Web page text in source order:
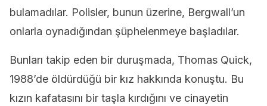
bulamadılar. Polisler, bunun üzerine, Bergwall’un
onlarla oynadığından şüphelenmeye başladılar.
Bunları takip eden bir duruşmada, Thomas Quick,
1988’de öldürdüğü bir kız hakkında konuştu. Bu
kızın kafatasını bir taşla kırdığını ve cinayetin